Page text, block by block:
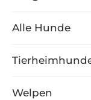
Alle Hunde
Welpen